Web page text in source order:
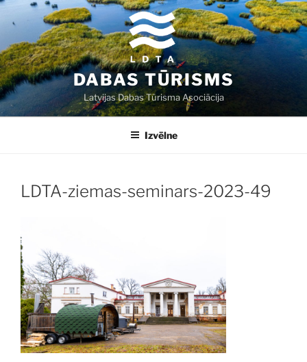
Doties
saturu
DABAS TŪRISMS
Latvijas Dabas Tūrisma Asociācija
Izvēlne
LDTA-ziemas-seminars-2023-49